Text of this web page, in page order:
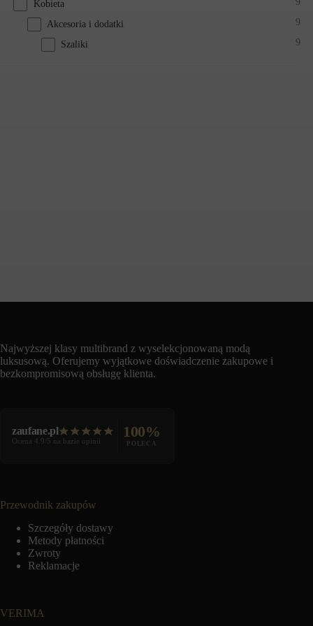
Kobieta
Akcesoria i dodatki 9
Szaliki 9
Najwyższej klasy multibrand z wyselekcjonowaną modą
luksusową. Oferujemy wyjątkowe doświadczenie zakupowe i
bezkompromisową obsługę klienta.
zaufane.pl
Ocena 4.9/5 na bazie opinii
100%
POLECA
Przewodnik zakupów
Szczegóły dostawy
Metody płatności
Zwroty
Reklamacje
VERIMA